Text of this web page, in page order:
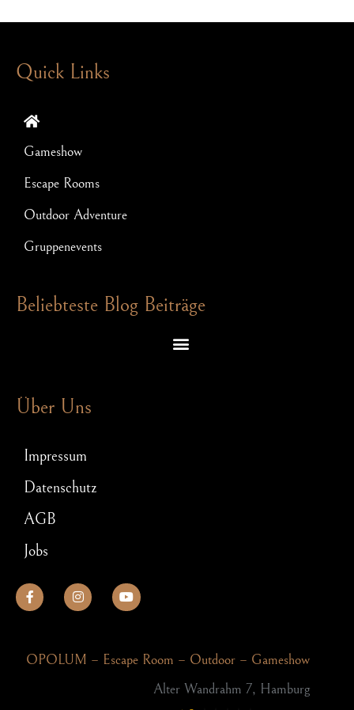
Quick Links
Gameshow
Escape Rooms
Outdoor Adventure
Gruppenevents
Beliebteste Blog Beiträge
Über Uns
Impressum
Datenschutz
AGB
Jobs
OPOLUM – Escape Room – Outdoor – Gameshow
Alter Wandrahm 7, Hamburg